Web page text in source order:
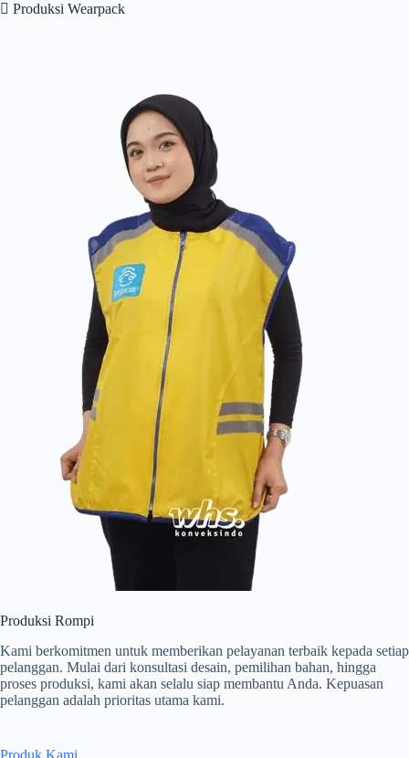
 Produksi Wearpack
Produksi Rompi
Kami berkomitmen untuk memberikan pelayanan terbaik kepada setiap
pelanggan. Mulai dari konsultasi desain, pemilihan bahan, hingga
proses produksi, kami akan selalu siap membantu Anda. Kepuasan
pelanggan adalah prioritas utama kami.
Produk Kami